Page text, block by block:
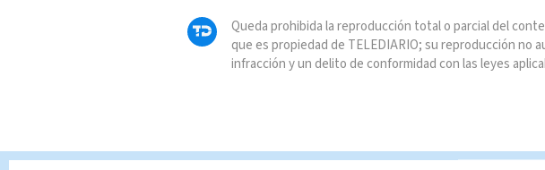
Queda prohibida la reproducción total o parcial del
que es propiedad de TELEDIARIO; su reproducción no
infracción y un delito de conformidad con las leyes